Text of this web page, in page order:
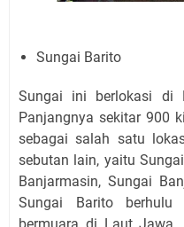
Sungai Barito
Sungai ini berlokasi di
Panjangnya sekitar 900
sebagai salah satu
sebutan lain, yaitu
Banjarmasin, Sungai
Sungai Barito